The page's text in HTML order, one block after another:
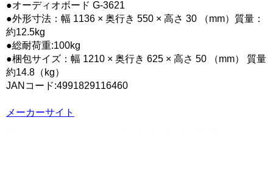
●オーディオボード G-3621
●外形寸法：幅 1136 × 奥行き 550 × 高さ 30 （mm）質量：
約12.5kg
●総耐荷重:100kg
●梱包サイズ：幅 1210 × 奥行き 625 × 高さ 50 （mm） 質量
約14.8（kg）
JANコード:4991829116460
メーカーサイト